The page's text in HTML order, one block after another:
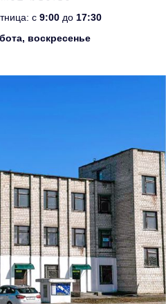
с 9:00до 17:30
воскресенье